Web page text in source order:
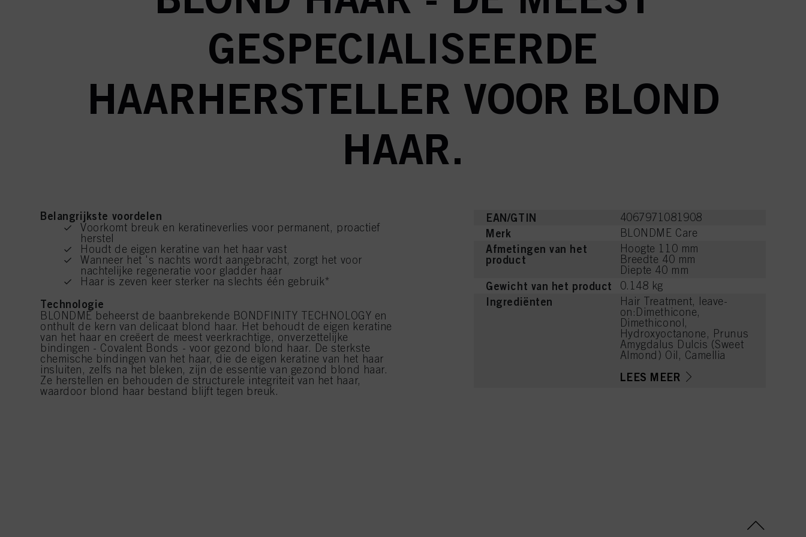
GESPECIALISEERDE
HAARHERSTELLER VOOR BLOND
HAAR.
Belangrijkste voordelen
Voorkomt breuk en keratineverlies voor permanent, proactief
herstel
Houdt de eigen keratine van het haar vast
Wanneer het 's nachts wordt aangebracht, zorgt het voor
nachtelijke regeneratie voor gladder haar
Haar is zeven keer sterker na slechts één gebruik*
Technologie
BLONDME beheerst de baanbrekende BONDFINITY TECHNOLOGY en
onthult de kern van delicaat blond haar. Het behoudt de eigen keratine
van het haar en creëert de meest veerkrachtige, onverzettelijke
bindingen - Covalent Bonds - voor gezond blond haar. De sterkste
chemische bindingen van het haar, die de eigen keratine van het haar
insluiten, zelfs na het bleken, zijn de essentie van gezond blond haar.
Ze herstellen en behouden de structurele integriteit van het haar,
waardoor blond haar bestand blijft tegen breuk.
EAN/GTIN 4067971081908
Merk BLONDME Care
Afmetingen van het
product
Hoogte 110 mm
Breedte 40 mm
Diepte 40 mm
Gewicht van het product 0.148 kg
Ingrediënten
Hair Treatment, leave-
on:Dimethicone,
Dimethiconol,
Hydroxyoctanone, Prunus
Amygdalus Dulcis (Sweet
Almond) Oil, Camellia
Parfum (Fragrance),
LEES MEER